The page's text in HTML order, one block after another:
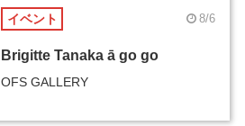
イベント 8/6
Brigitte Tanaka ā go go
OFS GALLERY